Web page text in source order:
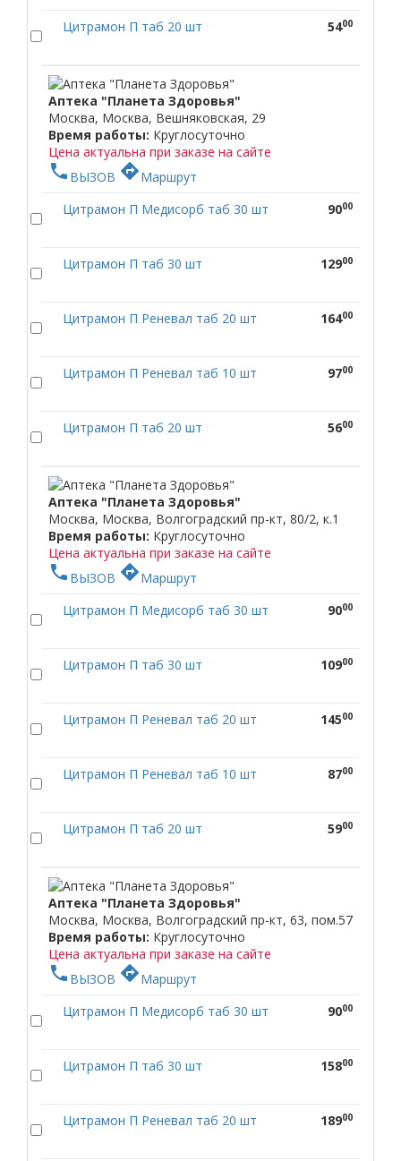
Цитрамон П таб 20 шт 5400
Аптека "Планета Здоровья"
Москва, Москва, Вешняковская, 29
Время работы: Круглосуточно
Цена актуальна при заказе на сайте
phone ВЫЗОВ directionsМаршрут
Цитрамон П Медисорб таб 30 шт
9000
Цитрамон П таб 30 шт 12900
Цитрамон П Реневал таб 20 шт 16400
Цитрамон П Реневал таб 10 шт 9700
Цитрамон П таб 20 шт 5600
Аптека "Планета Здоровья"
Москва, Москва, Волгоградский пр-кт, 80/2, к.1
Время работы: Круглосуточно
Цена актуальна при заказе на сайте
phone ВЫЗОВ directionsМаршрут
Цитрамон П Медисорб таб 30 шт
9000
Цитрамон П таб 30 шт 10900
Цитрамон П Реневал таб 20 шт 14500
Цитрамон П Реневал таб 10 шт 8700
Цитрамон П таб 20 шт 5900
Аптека "Планета Здоровья"
Москва, Москва, Волгоградский пр-кт, 63, пом.57
Время работы: Круглосуточно
Цена актуальна при заказе на сайте
phone ВЫЗОВ directionsМаршрут
Цитрамон П Медисорб таб 30 шт
9000
Цитрамон П таб 30 шт 15800
Цитрамон П Реневал таб 20 шт 18900